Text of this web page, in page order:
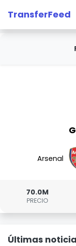
TransferFeed
Arsenal
70.0M
PRECIO
Últimas